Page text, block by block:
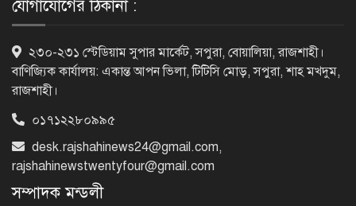
পাঁচতলার কার্নিশে আটকা মাদ্রাসাছাত্রীকে
উদ্ধার করল ফায়ার সার্ভিস
রিটনের উপস্থিতিতে মহোৎসব
যোগাযোগের ঠিকানা :
২৩০-২৩১ স্টেডিয়াম সুপার মার্কেট, সপুরা, বোয়ালিয়া, রাজশাহী।
বাণিজ্যিক কার্যালয়: একান্ত আপন ভিলা, টিটিসি মোড়, সপুরা, শাহ মখদুম,
রাজশাহী।
০১৭১২২৮০৯৯৫
desk.rajshahinews24@gmail.com,
rajshahinewstwentyfour@gmail.com
সম্পাদক মন্ডলী